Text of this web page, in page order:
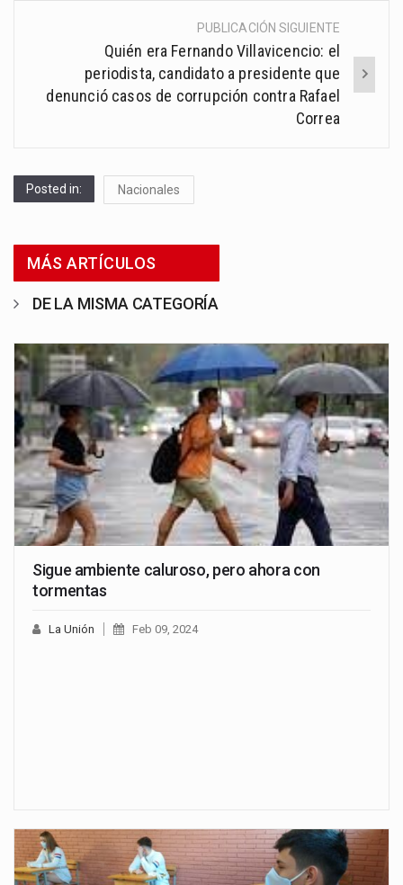
PUBLICACIÓN SIGUIENTE
Quién era Fernando Villavicencio: el
periodista, candidato a presidente que
denunció casos de corrupción contra Rafael
Correa
Posted in: Nacionales
MÁS ARTÍCULOS
DE LA MISMA CATEGORÍA
Sigue ambiente caluroso, pero ahora con
tormentas
La Unión Feb 09, 2024